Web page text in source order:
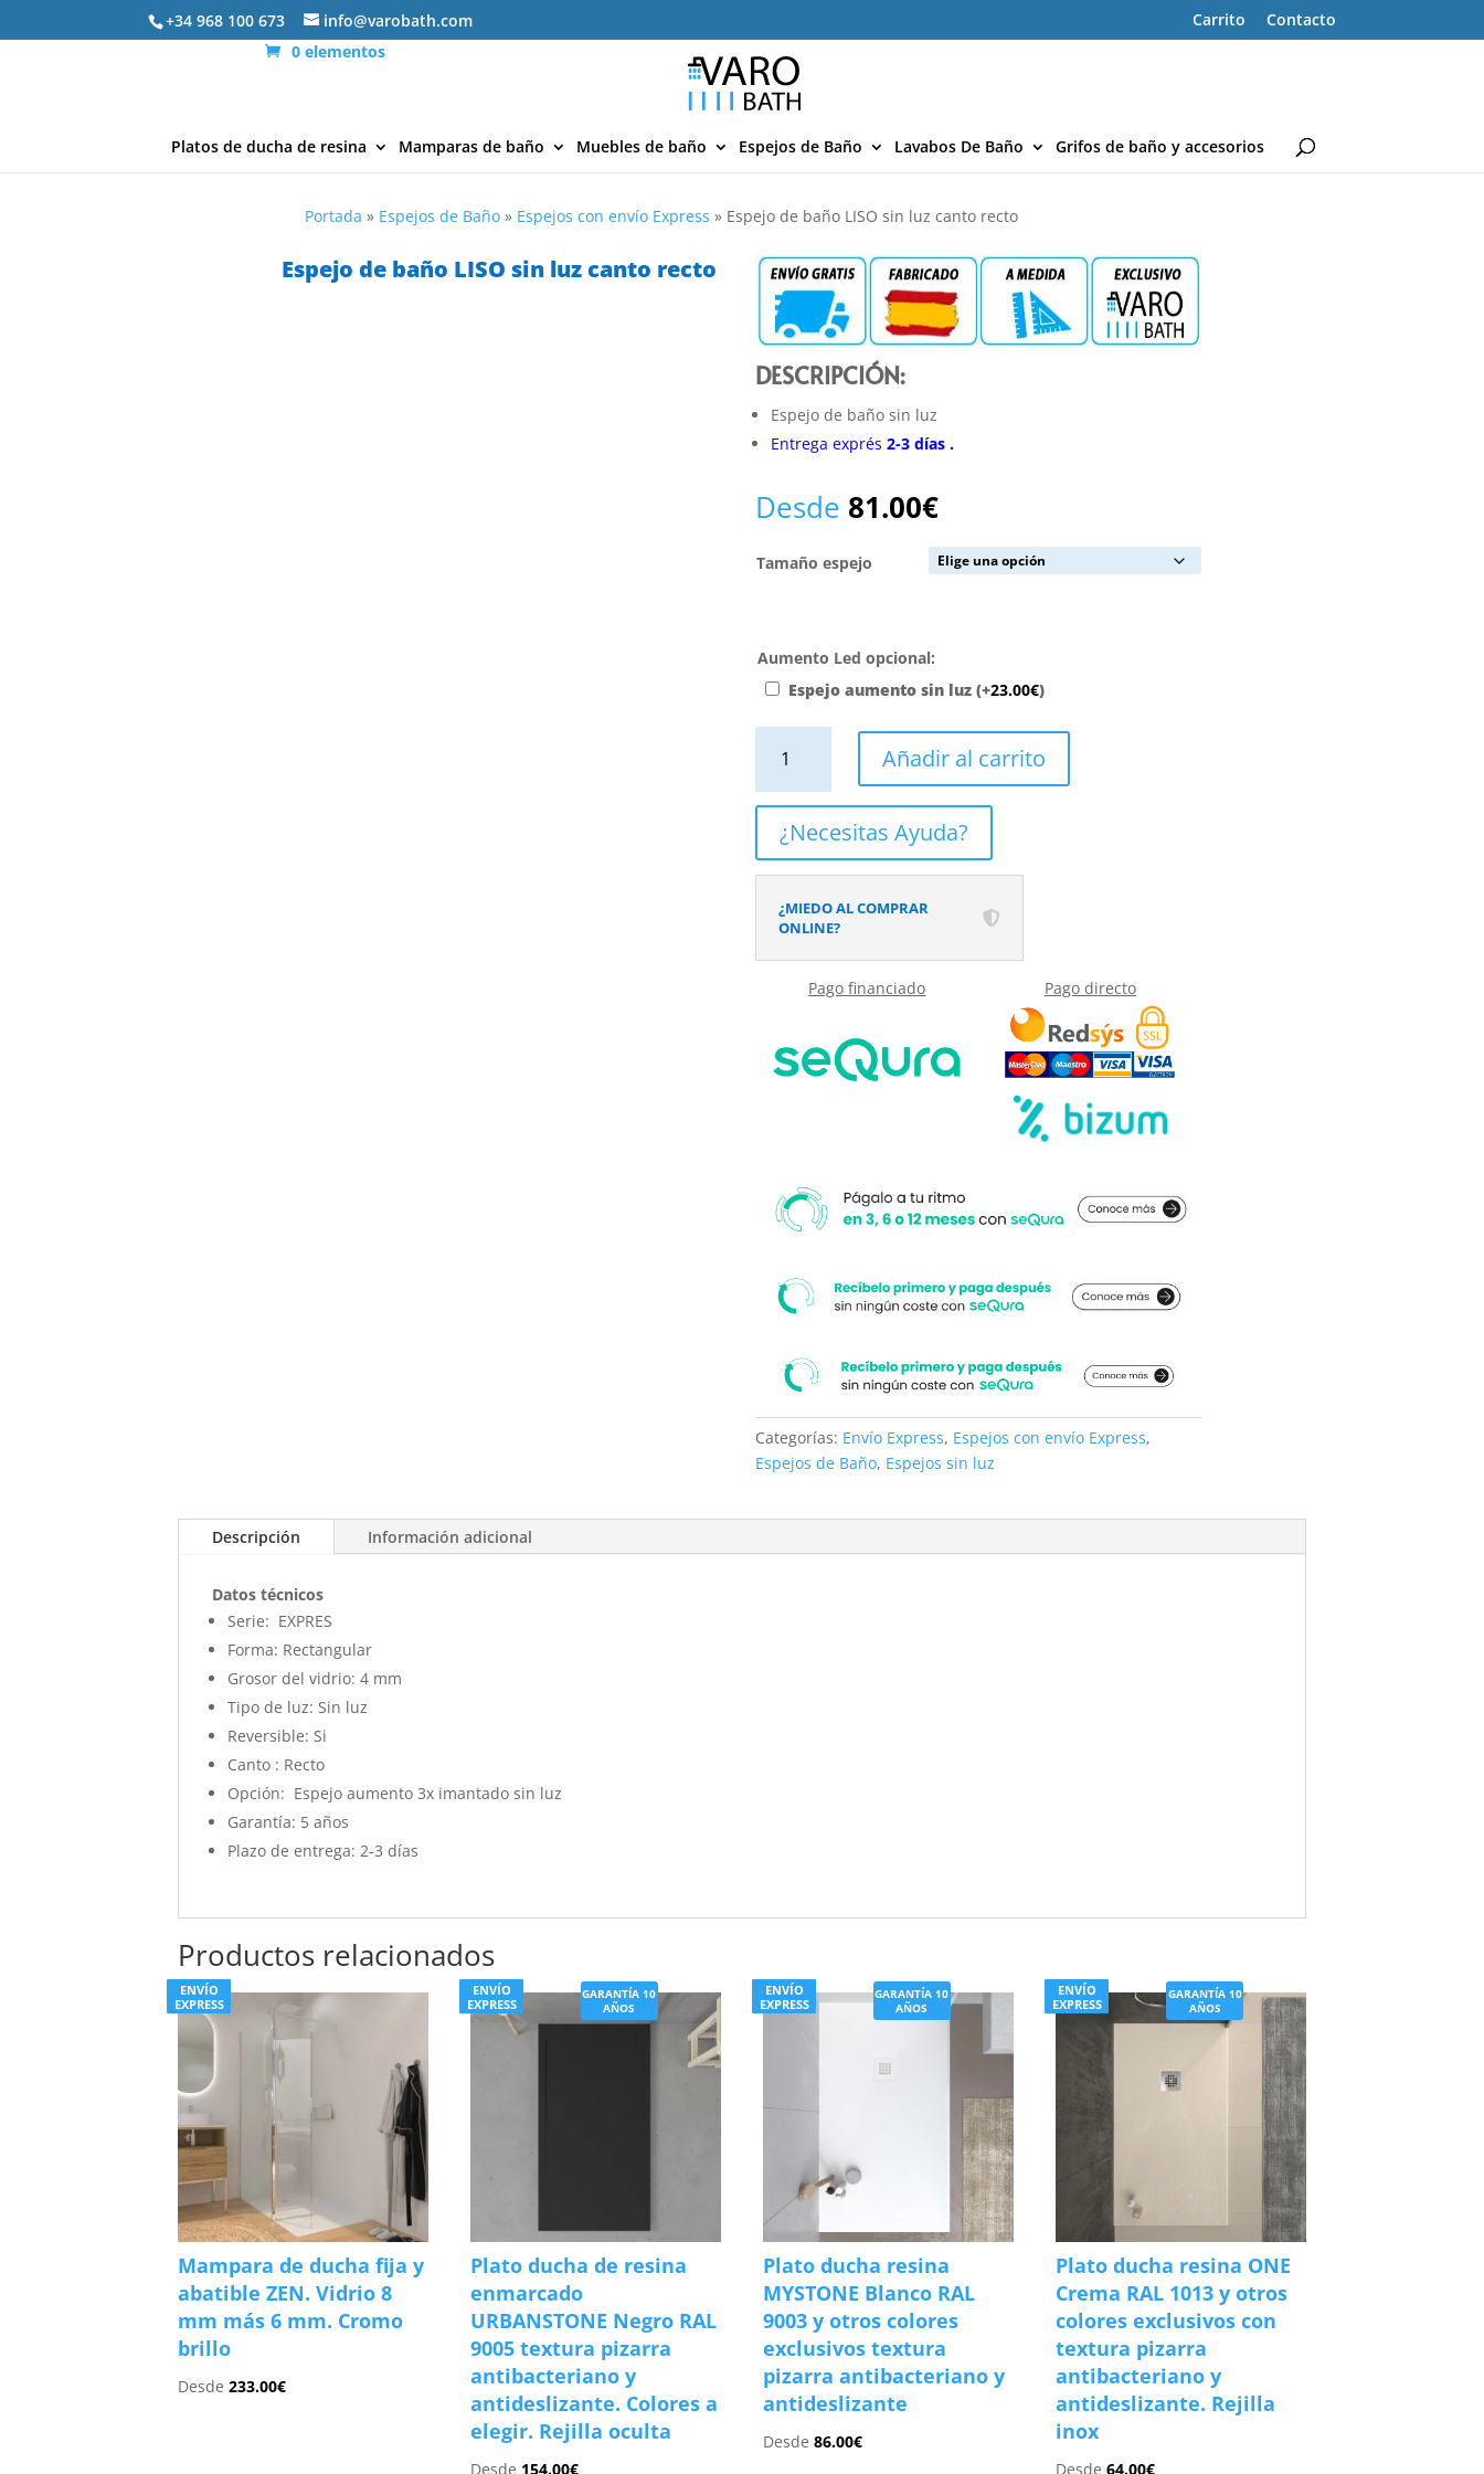
+34 968 100 673 info@varobath.com Carrito
Contacto
0 elementos
Platos de ducha de resina Mamparas de baño Muebles de baño Espejos de Baño Lavabos De Baño Grifos de baño y accesorios
Portada » Espejos de Baño » Espejos con envío Express » Espejo de baño LISO sin luz canto recto
Espejo de baño LISO sin luz canto recto
DESCRIPCIÓN:
Espejo de baño sin luz
Entrega exprés 2-3días .
Desde 81.00€
Tamaño espejo
Aumento Led opcional:
Espejo aumento sin luz(+23.00€)
baño
LISO
luz
recto
Añadir al carrito
¿Necesitas Ayuda?
¿MIEDO AL COMPRAR
ONLINE?
Pago financiado Pago directo
Categorías: Envío Express, Espejos con envío Express,
Espejos de Baño, Espejos sin luz
Descripción Información adicional
Datos técnicos
Serie: EXPRES
Forma: Rectangular
Grosor del vidrio: 4 mm
Tipo de luz: Sin luz
Reversible: Si
Canto : Recto
Opción: Espejo aumento 3x imantado sin luz
Garantía: 5 años
Plazo de entrega: 2-3 días
Productos relacionados
ENVÍO
EXPRESS
Mampara de ducha fija y
abatible ZEN. Vidrio 8
mm más 6 mm. Cromo
brillo
Desde233.00€
ENVÍO
EXPRESS
GARANTÍA 10
AÑOS
Plato ducha de resina
enmarcado
URBANSTONE Negro RAL
9005 textura pizarra
antibacteriano y
antideslizante. Colores a
elegir. Rejilla oculta
Desde 154.00€
ENVÍO
EXPRESS
GARANTÍA 10
AÑOS
Plato ducha resina
MYSTONE Blanco RAL
9003 y otros colores
exclusivos textura
pizarra antibacteriano y
antideslizante
Desde86.00€
ENVÍO
EXPRESS
GARANTÍA 10
AÑOS
Plato ducha resina ONE
Crema RAL 1013 y otros
colores exclusivos con
textura pizarra
antibacteriano y
antideslizante. Rejilla
inox
Desde64.00€